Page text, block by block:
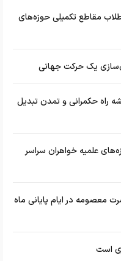
مقاطع تکمیلی حوزه‌های
یک حرکت جهانی
راه حکمرانی و تمدن تبدیل
علمیه خواهران سراسر
معصومه در ایام پایانی ماه
است